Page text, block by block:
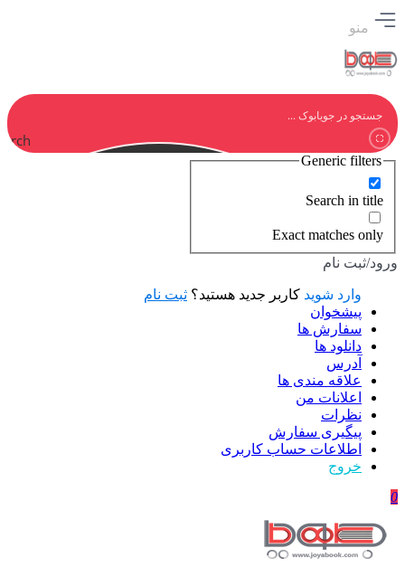
منو
Generic filters
Search in title
Exact matches only
ورود/ثبت نام
وارد شوید کاربر جدید هستید؟ ثبت نام
پیشخوان
سفارش ها
دانلود ها
آدرس
علاقه مندی ها
اعلانات من
نظرات
پیگیری سفارش
اطلاعات حساب كاربری
خروج
0